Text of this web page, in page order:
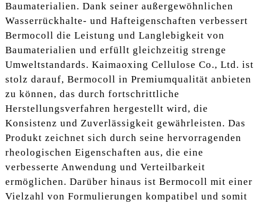
Baumaterialien. Dank seiner außergewöhnlichen
Wasserrückhalte- und Hafteigenschaften verbessert
Bermocoll die Leistung und Langlebigkeit von
Baumaterialien und erfüllt gleichzeitig strenge
Umweltstandards. Kaimaoxing Cellulose Co., Ltd. ist
stolz darauf, Bermocoll in Premiumqualität anbieten
zu können, das durch fortschrittliche
Herstellungsverfahren hergestellt wird, die
Konsistenz und Zuverlässigkeit gewährleisten. Das
Produkt zeichnet sich durch seine hervorragenden
rheologischen Eigenschaften aus, die eine
verbesserte Anwendung und Verteilbarkeit
ermöglichen. Darüber hinaus ist Bermocoll mit einer
Vielzahl von Formulierungen kompatibel und somit